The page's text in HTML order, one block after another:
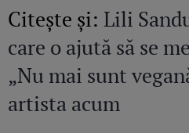
Citeşte şi: Lili
care o ajută să se
„Nu mai sunt
artista acum